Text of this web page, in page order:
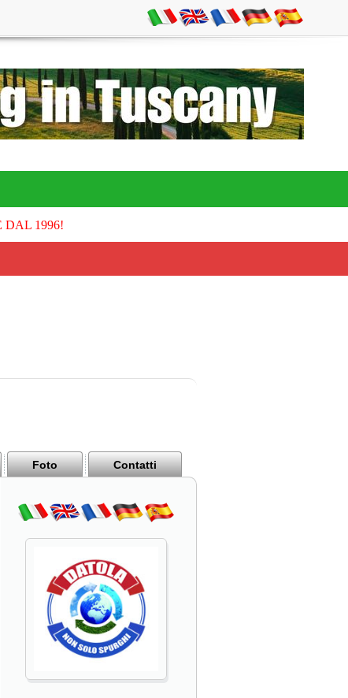
DAL 1996!
Foto Contatti